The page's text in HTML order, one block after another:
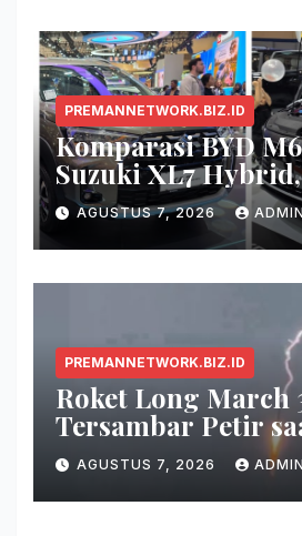
PREMANNETWORK.BIZ.ID
Komparasi BYD
Suzuki XL7
Fitur, dan
AGUSTUS 7, 2026
PREMANNETWORK.BIZ.ID
Roket Long March
Tersambar Petir
Meluncur, Misi
AGUSTUS 7, 2026 ADMIN